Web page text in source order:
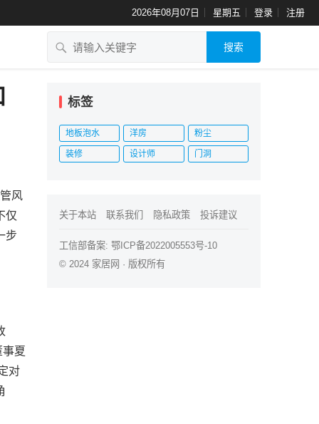
2026年08月07日 星期五 登录 注册
搜索
风
仅
步
夏
对
标签
地板泡水 洋房 粉尘
装修 设计师 门洞
关于本站 联系我们 隐私政策 投诉建议
工信部备案: 鄂ICP备2022005553号-10
© 2024 家居网 · 版权所有